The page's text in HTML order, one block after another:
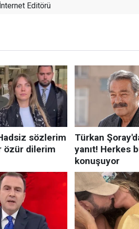
İnternet Editörü